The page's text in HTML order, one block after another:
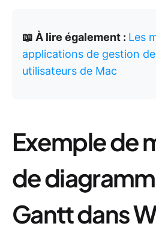
📖 À lire également : Les
applications de gestion
utilisateurs de Mac
Exemple de
de
Gantt dans